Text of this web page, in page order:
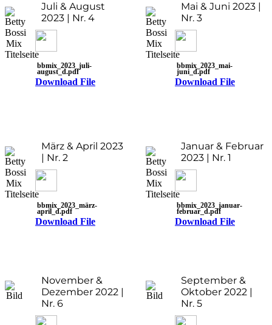
Juli & August
2023 | Nr. 4
bbmix_2023_juli-
august_d.pdf
Download File
Mai & Juni 2023 |
Nr. 3
bbmix_2023_mai-
juni_d.pdf
Download File
März & April 2023
| Nr. 2
bbmix_2023_märz-
april_d.pdf
Download File
Januar & Februar
2023 | Nr. 1
bbmix_2023_januar-
februar_d.pdf
Download File
November &
Dezember 2022 |
Nr. 6
September &
Oktober 2022 |
Nr. 5